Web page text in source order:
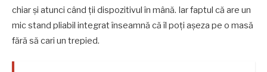
chiar și atunci când ții dispozitivul în mână. Iar faptul că are un
mic stand pliabil integrat înseamnă că îl poți așeza pe o masă
fără să cari un trepied.